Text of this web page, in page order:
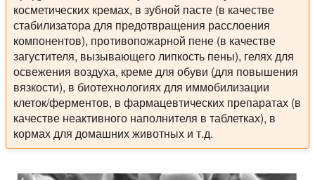
косметических кремах, в зубной пасте (в качестве
стабилизатора для предотвращения расслоения
компонентов), противопожарной пене (в качестве
загустителя, вызывающего липкость пены), гелях для
освежения воздуха, креме для обуви (для повышения
вязкости), в биотехнологиях для иммобилизации
клеток/ферментов, в фармацевтических препаратах (в
качестве неактивного наполнителя в таблетках), в
кормах для домашних животных и т.д.